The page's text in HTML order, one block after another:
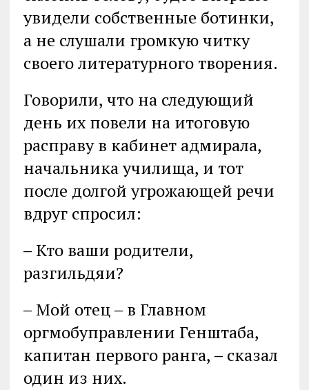
увидели собственные ботинки,
а не слушали громкую читку
своего литературного творения.
Говорили, что на следующий
день их повели на итоговую
расправу в кабинет адмирала,
начальника училища, и тот
после долгой угрожающей речи
вдруг спросил:
‒ Кто ваши родители,
разгильдяи?
‒ Мой отец ‒ в Главном
оргмобуправлении Генштаба,
капитан первого ранга, ‒ сказал
один из них.